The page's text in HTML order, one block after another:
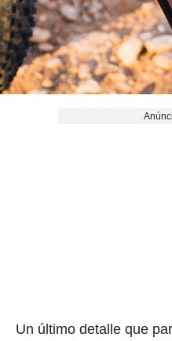
Un último detalle que